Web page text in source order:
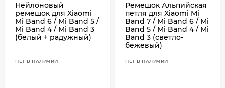
Нейлоновый
ремешок для Xiaomi
Mi Band 6 / Mi Band 5 /
Mi Band 4 / Mi Band 3
(белый + радужный)
НЕТ В НАЛИЧИИ
Ремешок Альпийская
петля для Xiaomi Mi
Band 7 / Mi Band 6 / Mi
Band 5 / Mi Band 4 / Mi
Band 3 (светло-
бежевый)
НЕТ В НАЛИЧИИ